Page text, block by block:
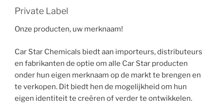
Private Label
Onze producten, uw merknaam!
Car Star Chemicals biedt aan importeurs, distributeurs
en fabrikanten de optie om alle Car Star producten
onder hun eigen merknaam op de markt te brengen en
te verkopen. Dit biedt hen de mogelijkheid om hun
eigen identiteit te creëren of verder te ontwikkelen.